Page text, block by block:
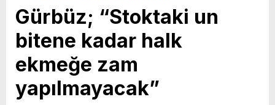
Gürbüz; “Stoktaki un
bitene kadar halk
ekmeğe zam
yapılmayacak”